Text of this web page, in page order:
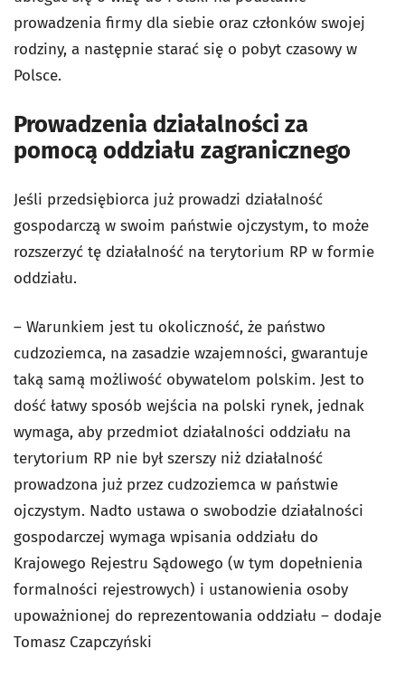
prowadzenia firmy dla siebie oraz członków swojej
rodziny, a następnie starać się o pobyt czasowy w
Polsce.
Prowadzenia działalności za
pomocą oddziału zagranicznego
Jeśli przedsiębiorca już prowadzi działalność
gospodarczą w swoim państwie ojczystym, to może
rozszerzyć tę działalność na terytorium RP w formie
oddziału.
– Warunkiem jest tu okoliczność, że państwo
cudzoziemca, na zasadzie wzajemności, gwarantuje
taką samą możliwość obywatelom polskim. Jest to
dość łatwy sposób wejścia na polski rynek, jednak
wymaga, aby przedmiot działalności oddziału na
terytorium RP nie był szerszy niż działalność
prowadzona już przez cudzoziemca w państwie
ojczystym. Nadto ustawa o swobodzie działalności
gospodarczej wymaga wpisania oddziału do
Krajowego Rejestru Sądowego (w tym dopełnienia
formalności rejestrowych) i ustanowienia osoby
upoważnionej do reprezentowania oddziału – dodaje
Tomasz Czapczyński